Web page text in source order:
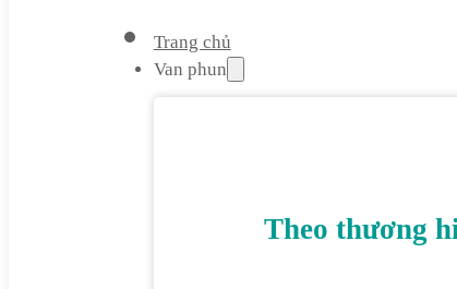
Trang chủ
Van phun
Theo thương